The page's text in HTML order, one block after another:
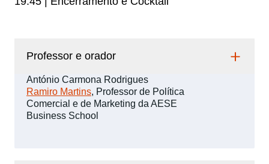
Professor e orador
António Carmona Rodrigues
Ramiro Martins, Professor de Política
Comercial e de Marketing da AESE
Business School